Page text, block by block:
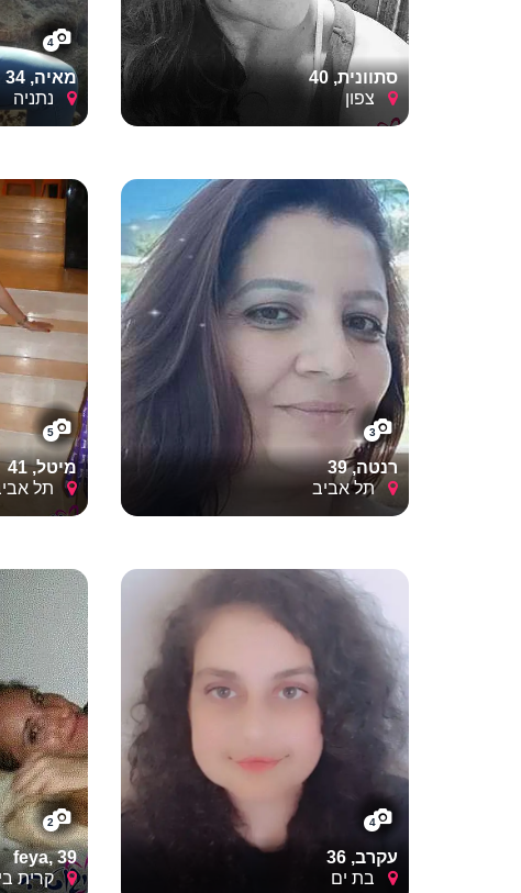
סתוונית, 40
צפון
4
מאיה, 34
נתניה
3
רנטה, 39
תל אביב
5
מיטל, 41
תל
4
עקרב, 36
בת ים
2
feya, 39
קרית